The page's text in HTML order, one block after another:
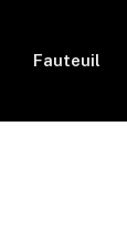
Fauteuil